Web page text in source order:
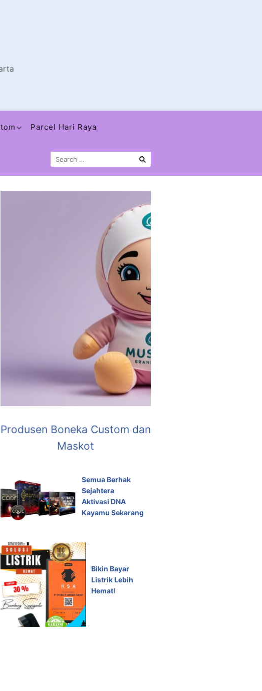
Parcel Hari Raya
Produsen Boneka Custom dan
Maskot
Semua Berhak
Sejahtera
Aktivasi DNA
Kayamu Sekarang
Bikin Bayar
Listrik Lebih
Hemat!